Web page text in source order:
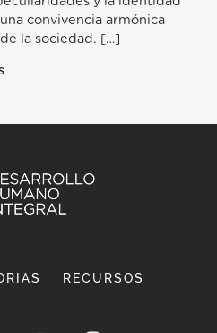
convivencia armónica
la sociedad. […]
RECURSOS